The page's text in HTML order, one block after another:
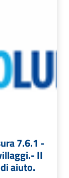
7.6.1 -
II
aiuto.